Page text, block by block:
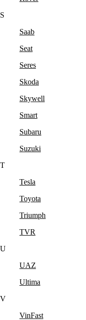
S
Saab
Seat
Seres
Skoda
Skywell
Smart
Subaru
Suzuki
T
Tesla
Toyota
Triumph
TVR
U
UAZ
Ultima
V
VinFast